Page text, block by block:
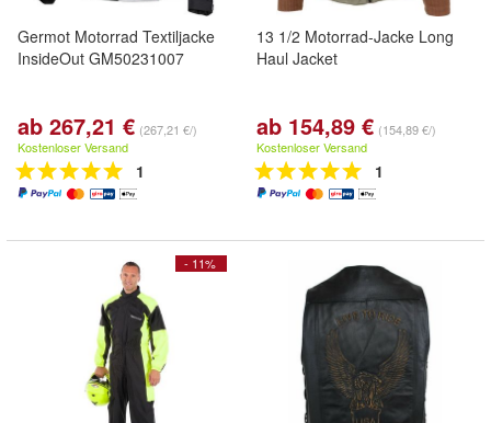
Germot Motorrad Textiljacke
InsideOut GM50231007
ab 267,21 € (267,21 €/)
Kostenloser Versand
1
13 1/2 Motorrad-Jacke Long
Haul Jacket
ab 154,89 € (154,89 €/)
Kostenloser Versand
1
- 11%